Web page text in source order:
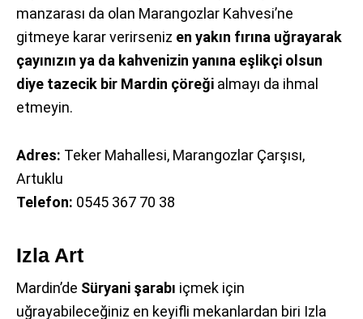
manzarası da olan Marangozlar Kahvesi’ne
gitmeye karar verirseniz en yakın fırına uğrayarak
çayınızın ya da kahvenizin yanına eşlikçi olsun
diye tazecik bir Mardin çöreği almayı da ihmal
etmeyin.
Adres: Teker Mahallesi, Marangozlar Çarşısı,
Artuklu
Telefon: 0545 367 70 38
Izla Art
Mardin’de Süryani şarabı içmek için
uğrayabileceğiniz en keyifli mekanlardan biri Izla